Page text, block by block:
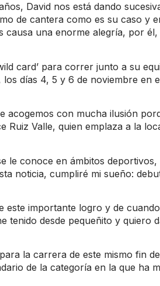
David nos está dando
de cantera como es su caso y
causa una enorme alegría, por
card’ para correr junto a su
días 4, 5 y 6 de noviembre en
acogemos con mucha ilusión
Ruiz Valle, quien emplaza a la
le conoce en ámbitos
noticia, cumpliré mi sueño:
este importante logro y de
tenido desde pequeñito y quiero
la carrera de este mismo fin
de la categoría en la que ha